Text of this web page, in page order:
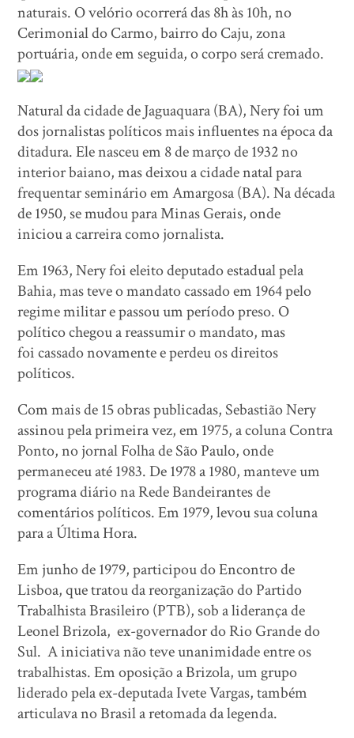
naturais. O velório ocorrerá das 8h às 10h, no
Cerimonial do Carmo, bairro do Caju, zona
portuária, onde em seguida, o corpo será cremado.
Natural da cidade de Jaguaquara (BA), Nery foi um
dos jornalistas políticos mais influentes na época da
ditadura. Ele nasceu em 8 de março de 1932 no
interior baiano, mas deixou a cidade natal para
frequentar seminário em Amargosa (BA). Na década
de 1950, se mudou para Minas Gerais, onde
iniciou a carreira como jornalista.
Em 1963, Nery foi eleito deputado estadual pela
Bahia, mas teve o mandato cassado em 1964 pelo
regime militar e passou um período preso. O
político chegou a reassumir o mandato, mas
foi cassado novamente e perdeu os direitos
políticos.
Com mais de 15 obras publicadas, Sebastião Nery
assinou pela primeira vez, em 1975, a coluna Contra
Ponto, no jornal Folha de São Paulo, onde
permaneceu até 1983. De 1978 a 1980, manteve um
programa diário na Rede Bandeirantes de
comentários políticos. Em 1979, levou sua coluna
para a Última Hora.
Em junho de 1979, participou do Encontro de
Lisboa, que tratou da reorganização do Partido
Trabalhista Brasileiro (PTB), sob a liderança de
Leonel Brizola, ex-governador do Rio Grande do
Sul. A iniciativa não teve unanimidade entre os
trabalhistas. Em oposição a Brizola, um grupo
liderado pela ex-deputada Ivete Vargas, também
articulava no Brasil a retomada da legenda.